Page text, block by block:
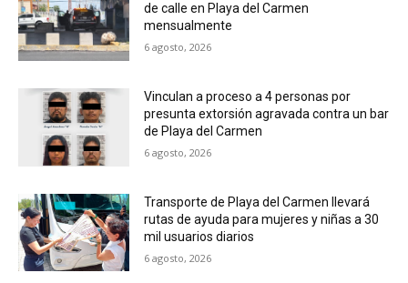
de calle en Playa del Carmen
mensualmente
6 agosto, 2026
Vinculan a proceso a 4 personas por
presunta extorsión agravada contra un bar
de Playa del Carmen
6 agosto, 2026
Transporte de Playa del Carmen llevará
rutas de ayuda para mujeres y niñas a 30
mil usuarios diarios
6 agosto, 2026